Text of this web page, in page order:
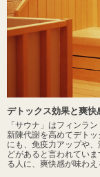
デトックス効果と爽快
「サウナ」はフィンラ
新陳代謝を高めてデト
にも、免疫力アップや
どがあると言われてい
る人に、爽快感が味わえ